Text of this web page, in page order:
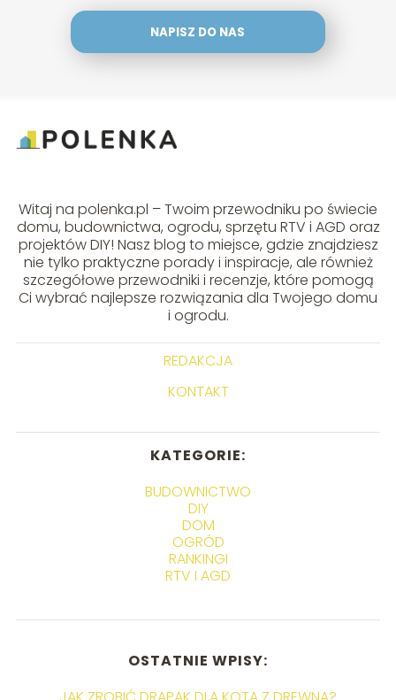
NAPISZ DO NAS
Witaj na polenka.pl – Twoim przewodniku po świecie
domu, budownictwa, ogrodu, sprzętu RTV i AGD oraz
projektów DIY! Nasz blog to miejsce, gdzie znajdziesz
nie tylko praktyczne porady i inspiracje, ale również
szczegółowe przewodniki i recenzje, które pomogą
Ci wybrać najlepsze rozwiązania dla Twojego domu
i ogrodu.
REDAKCJA
KONTAKT
KATEGORIE:
BUDOWNICTWO
DIY
DOM
OGRÓD
RANKINGI
RTV I AGD
OSTATNIE WPISY: